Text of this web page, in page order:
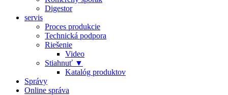
Digestor
servis
Proces produkcie
Technická podpora
Riešenie
Video
Stiahnuť ▼
Katalóg produktov
Správy
Online správa